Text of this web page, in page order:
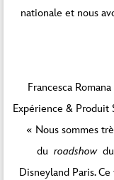
nationale et nous
Francesca
Expérience & Produit
« Nous sommes
du roadshowdu
Disneyland Paris.